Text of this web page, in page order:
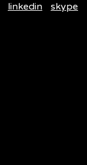
linkedin skype